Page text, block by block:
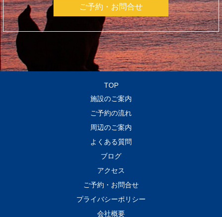
ご予約・お問合せ
TOP
施設のご案内
ご予約の流れ
周辺のご案内
よくある質問
ブログ
アクセス
ご予約・お問合せ
プライバシーポリシー
会社概要